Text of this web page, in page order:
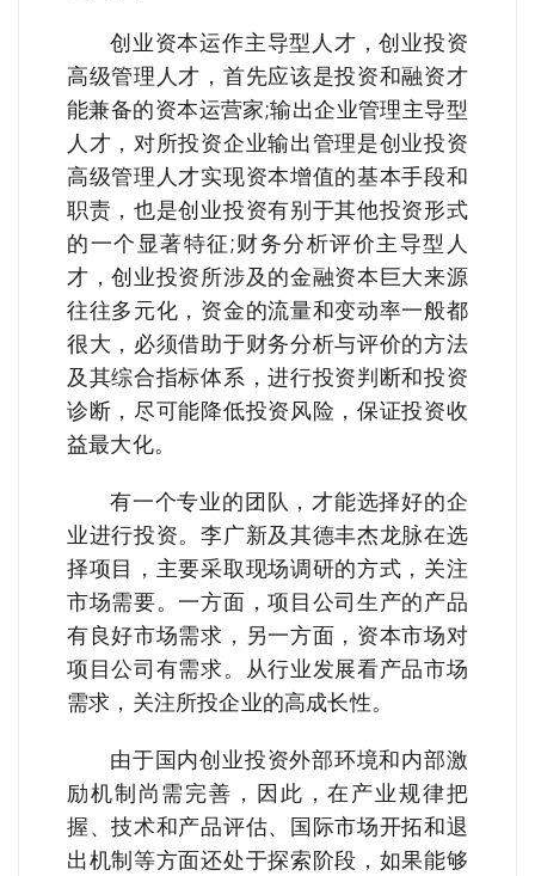
创业资本运作主导型人才，创业投资
高级管理人才，首先应该是投资和融资才
能兼备的资本运营家;输出企业管理主导型
人才，对所投资企业输出管理是创业投资
高级管理人才实现资本增值的基本手段和
职责，也是创业投资有别于其他投资形式
的一个显著特征;财务分析评价主导型人
才，创业投资所涉及的金融资本巨大来源
往往多元化，资金的流量和变动率一般都
很大，必须借助于财务分析与评价的方法
及其综合指标体系，进行投资判断和投资
诊断，尽可能降低投资风险，保证投资收
益最大化。
有一个专业的团队，才能选择好的企
业进行投资。李广新及其德丰杰龙脉在选
择项目，主要采取现场调研的方式，关注
市场需要。一方面，项目公司生产的产品
有良好市场需求，另一方面，资本市场对
项目公司有需求。从行业发展看产品市场
需求，关注所投企业的高成长性。
由于国内创业投资外部环境和内部激
励机制尚需完善，因此，在产业规律把
握、技术和产品评估、国际市场开拓和退
出机制等方面还处于探索阶段，如果能够